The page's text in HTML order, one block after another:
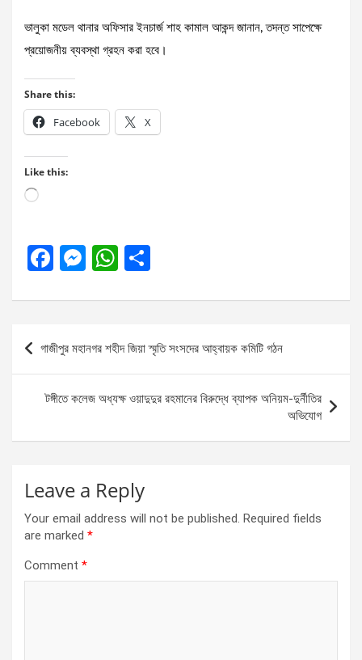
ভালুকা মডেল থানার অফিসার ইনচার্জ শাহ কামাল আকন্দ জানান, তদন্ত সাপেক্ষে
প্রয়োজনীয় ব্যবস্থা গ্রহন করা হবে।
Share this:
Facebook X
Like this:
Loading…
F
ce
b
o
o
k
M
se
g
er
W
at
s
A
p
p
ar
e
Post
navigation
গাজীপুর মহানগর শহীদ জিয়া স্মৃতি সংসদের আহ্বায়ক কমিটি গঠন
টঙ্গীতে কলেজ অধ্যক্ষ ওয়াদুদুর রহমানের বিরুদ্ধে ব্যাপক অনিয়ম-দুর্নীতির
অভিযোগ
Leave a Reply
Your email address will not be published. Required fields
are marked *
Comment *